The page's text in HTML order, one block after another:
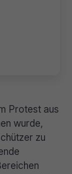
Protest aus
wurde,
zu